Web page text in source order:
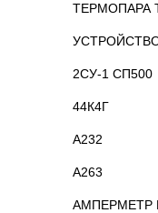
ТЕРМОПАРА
2СУ-1 СП500
44К4Г
А232
А263
АМПЕРМЕТР